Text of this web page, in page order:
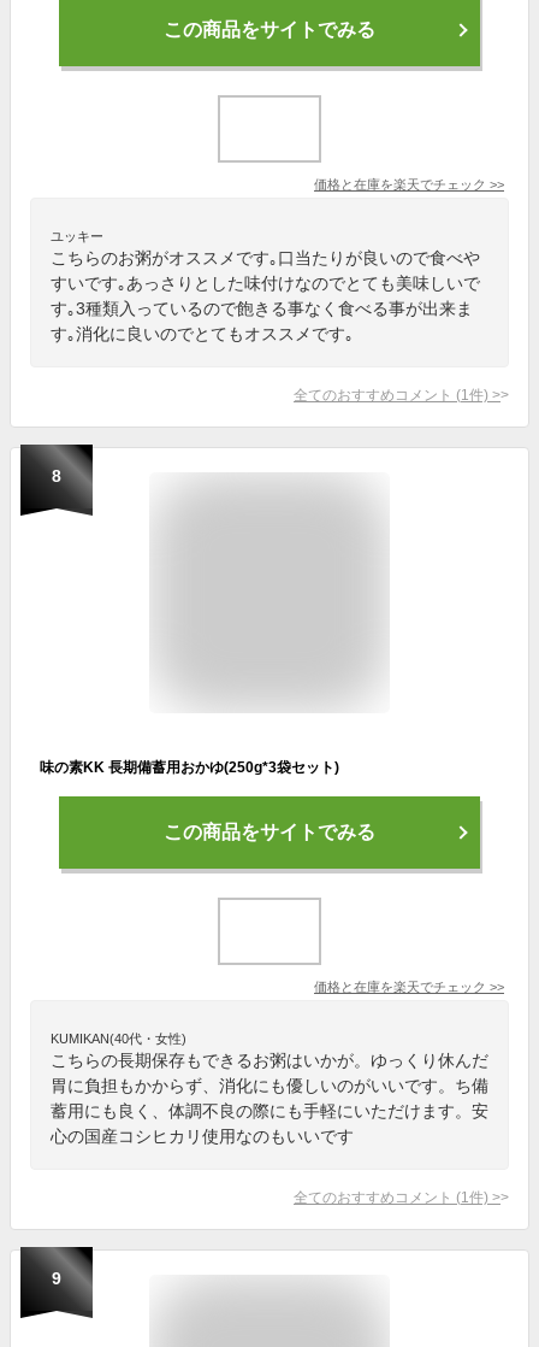
この商品をサイトでみる
価格と在庫を楽天でチェック >>
ユッキー
こちらのお粥がオススメです｡口当たりが良いので食べや
すいです｡あっさりとした味付けなのでとても美味しいで
す｡3種類入っているので飽きる事なく食べる事が出来ま
す｡消化に良いのでとてもオススメです｡
全てのおすすめコメント (1 件) >
8
味の素KK 長期備蓄用おかゆ(250g*3袋セット)
この商品をサイトでみる
価格と在庫を楽天でチェック >>
KUMIKAN(40代・女性)
こちらの長期保存もできるお粥はいかが。ゆっくり休んだ
胃に負担もかからず、消化にも優しいのがいいです。ち備
蓄用にも良く、体調不良の際にも手軽にいただけます。安
心の国産コシヒカリ使用なのもいいです
全てのおすすめコメント (1 件) >
9